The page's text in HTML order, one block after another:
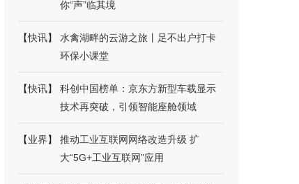
你“声”临其境
【快讯】
水禽湖畔的云游之旅丨足不出户打卡
环保小课堂
【快讯】
科创中国榜单：京东方新型车载显示
技术再突破，引领智能座舱领域
【业界】
推动工业互联网网络改造升级 扩
大“5G+工业互联网”应用